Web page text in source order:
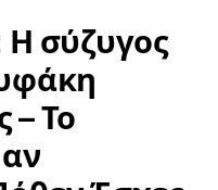
σύζυγος
– Το